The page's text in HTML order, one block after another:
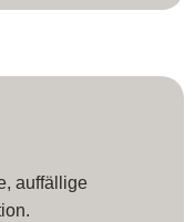
auffällige